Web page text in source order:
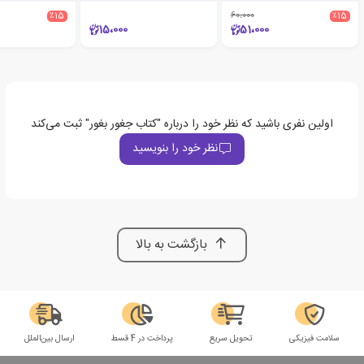
٪15 60،000
51،000 15،000
٪15
اولین نفری باشید که نظر خود را درباره "کتاب جغور بغور" ثبت می‌کند
نظر خود را بنویسید
بازگشت به بالا
سلامت فیزیکی تحویل سریع پرداخت در 4 قسط ارسال بین‌الملل